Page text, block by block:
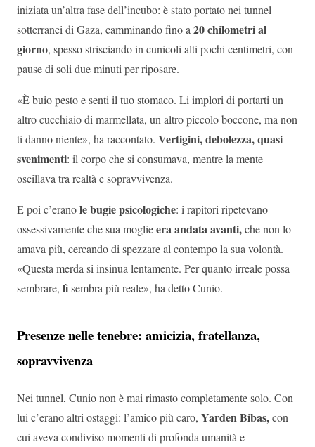
iniziata un’altra fase dell’incubo: è stato portato nei tunnel
sotterranei di Gaza, camminando fino a 20 chilometri al
giorno, spesso strisciando in cunicoli alti pochi centimetri, con
pause di soli due minuti per riposare.
«È buio pesto e senti il tuo stomaco. Li implori di portarti un
altro cucchiaio di marmellata, un altro piccolo boccone, ma non
ti danno niente», ha raccontato. Vertigini, debolezza, quasi
svenimenti: il corpo che si consumava, mentre la mente
oscillava tra realtà e sopravvivenza.
E poi c’eranole bugie psicologiche: i rapitori ripetevano
ossessivamente che sua moglieera andata avanti,che non lo
amava più, cercando di spezzare al contempo la sua volontà.
«Questa merda si insinua lentamente. Per quanto irreale possa
sembrare, lìsembra più reale», ha detto Cunio.
Presenze nelle tenebre: amicizia, fratellanza,
sopravvivenza
Nei tunnel, Cunio non è mai rimasto completamente solo. Con
lui c’erano altri ostaggi: l’amico più caro, Yarden Bibas,con
cui aveva condiviso momenti di profonda umanità e